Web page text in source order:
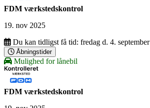
FDM værkstedskontrol
19. nov 2025
Du kan tidligst få tid: fredag d. 4. september
Åbningstider
Mulighed for lånebil
FDM værkstedskontrol